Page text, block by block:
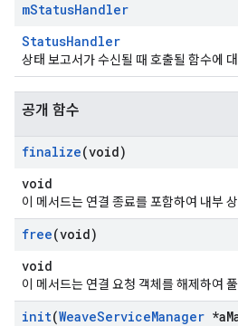
mStatusHandler
StatusHandler
상태 보고서가 수신될 때 호출될 함수에
공개 함수
finalize(void)
void
이 메서드는 연결 종료를 포함하여 내부
free(void)
void
이 메서드는 연결 요청 객체를 해제하여
init(WeaveServiceManager *a